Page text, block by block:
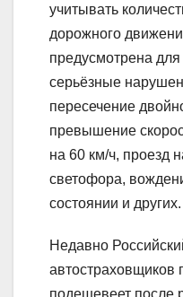
учитывать
дорожного
предусмотрена для
серьёзные
пересечение
превышение
на 60 км/ч, проезд
светофора,
состоянии и других.
Недавно
подешевеет после